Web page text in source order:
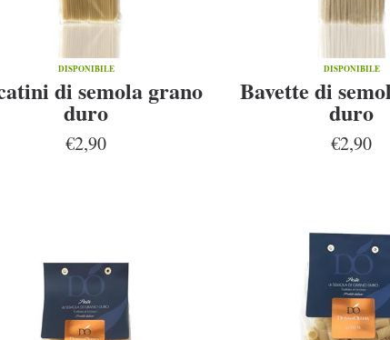
DISPONIBILE
di semola grano
duro
€2,90
DISPONIBILE
Bavette di
duro
€2,90